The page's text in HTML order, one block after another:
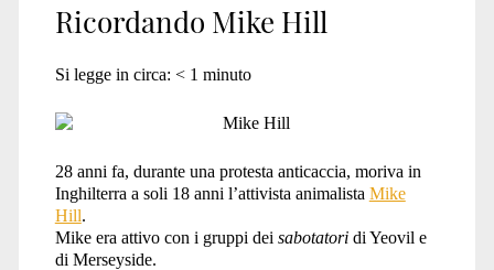
<span>morto
mike
hill</span>
Ricordando Mike Hill
Si legge in circa: < 1 minuto
28 anni fa, durante una protesta anticaccia, moriva in
Inghilterra a soli 18 anni l’attivista animalista Mike
Hill.
Mike era attivo con i gruppi dei sabotatoridi Yeovil e
di Merseyside.